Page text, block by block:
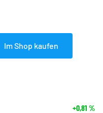
Im Shop kaufen
+0,81 %